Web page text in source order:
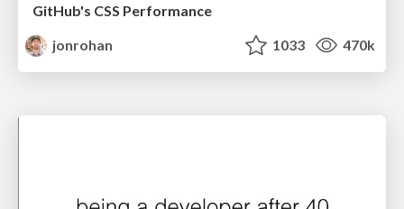
GitHub's CSS Performance
jonrohan
1033 470k